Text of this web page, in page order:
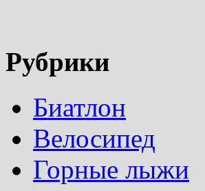
Рубрики
Биатлон
Велосипед
Горные лыжи